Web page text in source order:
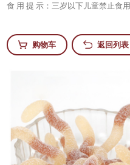
食 用 提 示： 三岁以下儿童禁止食用
购物车 返回列表